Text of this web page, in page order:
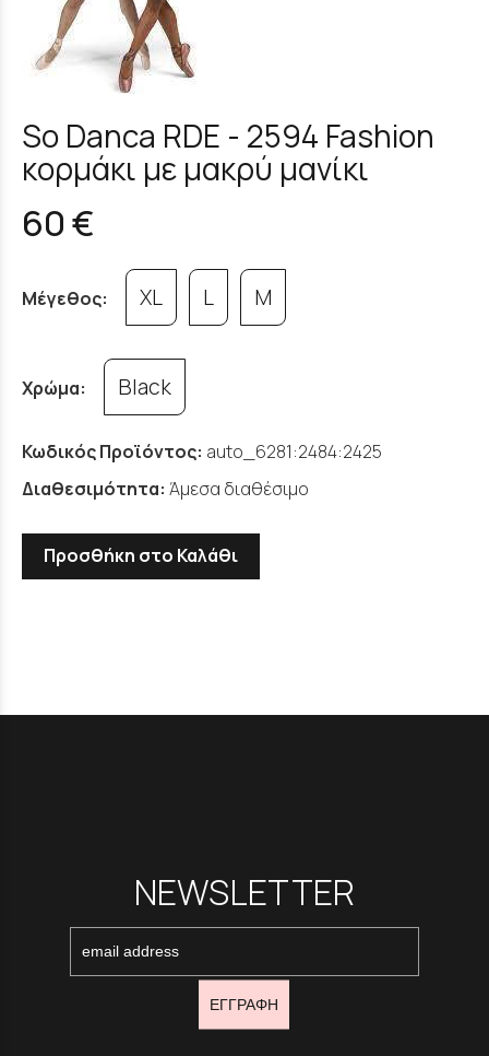
So Danca RDE - 2594 Fashion
κορμάκι με μακρύ μανίκι
60 €
Μέγεθος: XL L M
Χρώμα: Black
Κωδικός Προϊόντος: auto_6281:2484:2425
Διαθεσιμότητα: Άμεσα διαθέσιμο
Προσθήκη στο Καλάθι
NEWSLETTER
ΕΓΓΡΑΦΗ